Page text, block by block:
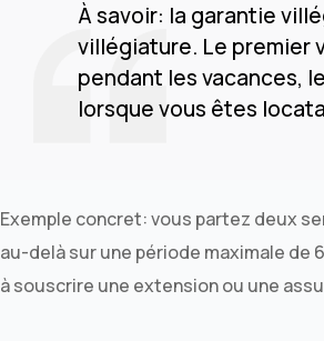
À savoir: la garantie
villégiature. Le premier
pendant les vacances,
lorsque vous êtes
Exemple concret: vous partez deux
au-delà sur une période maximale de
à souscrire une extension ou une